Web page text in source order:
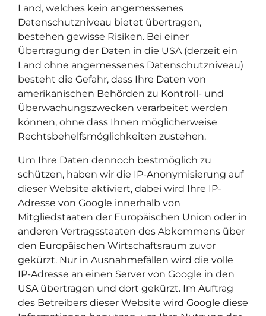
Land, welches kein angemessenes
Datenschutzniveau bietet übertragen,
bestehen gewisse Risiken. Bei einer
Übertragung der Daten in die USA (derzeit ein
Land ohne angemessenes Datenschutzniveau)
besteht die Gefahr, dass Ihre Daten von
amerikanischen Behörden zu Kontroll- und
Überwachungszwecken verarbeitet werden
können, ohne dass Ihnen möglicherweise
Rechtsbehelfsmöglichkeiten zustehen.
Um Ihre Daten dennoch bestmöglich zu
schützen, haben wir die IP-Anonymisierung auf
dieser Website aktiviert, dabei wird Ihre IP-
Adresse von Google innerhalb von
Mitgliedstaaten der Europäischen Union oder in
anderen Vertragsstaaten des Abkommens über
den Europäischen Wirtschaftsraum zuvor
gekürzt. Nur in Ausnahmefällen wird die volle
IP-Adresse an einen Server von Google in den
USA übertragen und dort gekürzt. Im Auftrag
des Betreibers dieser Website wird Google diese